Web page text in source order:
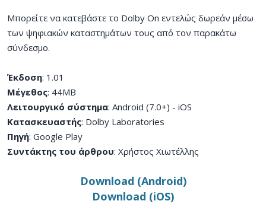
Μπορείτε να κατεβάστε το Dolby On εντελώς δωρεάν μέσω
των ψηφιακών καταστημάτων τους από τον παρακάτω
σύνδεσμο.
Έκδοση: 1.01
Μέγεθος: 44MB
Λειτουργικό σύστημα: Android (7.0+) - iOS
Κατασκευαστής: Dolby Laboratories
Πηγή: Google Play
Συντάκτης του άρθρου: Χρήστος Χιωτέλλης
Download (Android)
Download (iOS)